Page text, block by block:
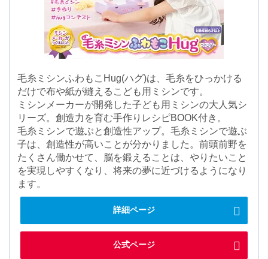
毛糸ミシンふわもこHug(ハグ)は、毛糸をひっかける
だけで布や紙が縫えるこども用ミシンです。
ミシンメーカーが開発した子ども用ミシンの大人気シ
リーズ。創造力を育む手作りレシピBOOK付き。
毛糸ミシンで遊ぶと創造性アップ。毛糸ミシンで遊ぶ
子は、創造性が高いことが分かりました。前頭前野を
たくさん働かせて、脳を鍛えることは、やりたいこと
を実現しやすくなり、将来の夢に近づけるようになり
ます。
詳細ページ
公式ページ